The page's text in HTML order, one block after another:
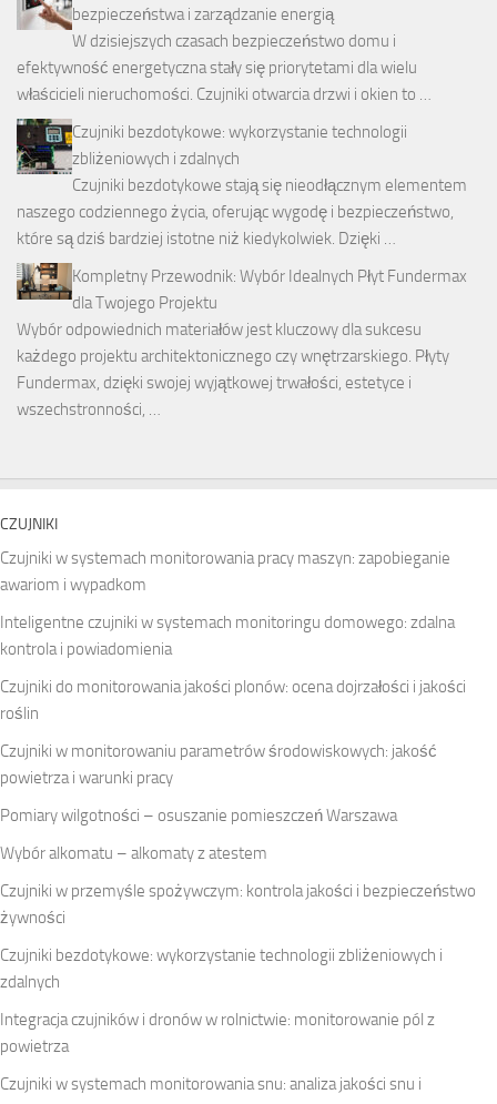
bezpieczeństwa i zarządzanie energią
W dzisiejszych czasach bezpieczeństwo domu i
efektywność energetyczna stały się priorytetami dla wielu
właścicieli nieruchomości. Czujniki otwarcia drzwi i okien to …
Czujniki bezdotykowe: wykorzystanie technologii
zbliżeniowych i zdalnych
Czujniki bezdotykowe stają się nieodłącznym elementem
naszego codziennego życia, oferując wygodę i bezpieczeństwo,
które są dziś bardziej istotne niż kiedykolwiek. Dzięki …
Kompletny Przewodnik: Wybór Idealnych Płyt Fundermax
dla Twojego Projektu
Wybór odpowiednich materiałów jest kluczowy dla sukcesu
każdego projektu architektonicznego czy wnętrzarskiego. Płyty
Fundermax, dzięki swojej wyjątkowej trwałości, estetyce i
wszechstronności, …
CZUJNIKI
Czujniki w systemach monitorowania pracy maszyn: zapobieganie
awariom i wypadkom
Inteligentne czujniki w systemach monitoringu domowego: zdalna
kontrola i powiadomienia
Czujniki do monitorowania jakości plonów: ocena dojrzałości i jakości
roślin
Czujniki w monitorowaniu parametrów środowiskowych: jakość
powietrza i warunki pracy
Pomiary wilgotności – osuszanie pomieszczeń Warszawa
Wybór alkomatu – alkomaty z atestem
Czujniki w przemyśle spożywczym: kontrola jakości i bezpieczeństwo
żywności
Czujniki bezdotykowe: wykorzystanie technologii zbliżeniowych i
zdalnych
Integracja czujników i dronów w rolnictwie: monitorowanie pól z
powietrza
Czujniki w systemach monitorowania snu: analiza jakości snu i